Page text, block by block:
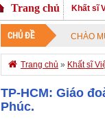
Trang chủ Khất sĩ
CHỦ ĐỀ
CHÀO MỪNG QUÝ VỊ ĐÃ
 Trang chủ » Khất sĩ
TP-HCM: Giáo
Phúc.